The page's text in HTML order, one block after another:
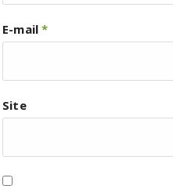
E-mail*
Site